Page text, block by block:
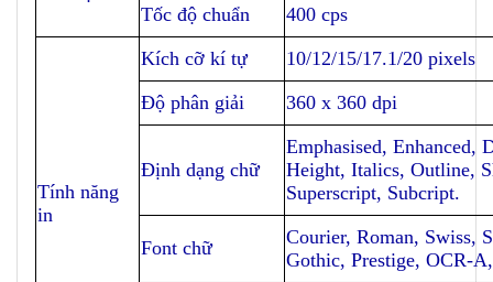
Tốc độ chuẩn
400 cps
Tính năng
in
Kích cỡ kí tự
10/12/15/17.1/20 pixels
Độ phân giải
360 x 360 dpi
Định dạng chữ
Emphasised, Enhanced,
Height, Italics, Outline,
Superscript, Subcript.
Font chữ
Courier, Roman, Swiss,
Gothic, Prestige, OCR-